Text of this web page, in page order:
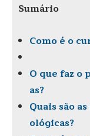
Sumário
Como é o
O que faz o
as?
Quais são
ológicas?